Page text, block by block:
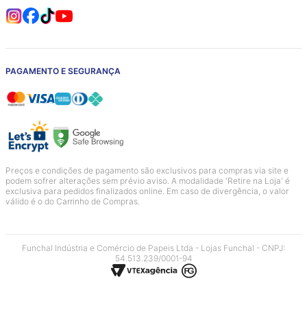
PAGAMENTO E SEGURANÇA
Preços e condições de pagamento são exclusivos para compras via site e
podem sofrer alterações sem prévio aviso. A modalidade 'Retire na Loja' é
exclusiva para pedidos finalizados online. Em caso de divergência, o valor
válido é o do Carrinho de Compras.
Funchal Indústria e Comércio de Papeis Ltda - Lojas Funchal - CNPJ:
54.513.239/0001-94